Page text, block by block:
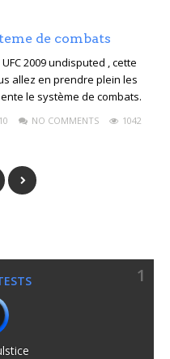
de combats
2009 undisputed , cette
allez en prendre plein les
le système de combats.
NO COMMENTS
1042
1